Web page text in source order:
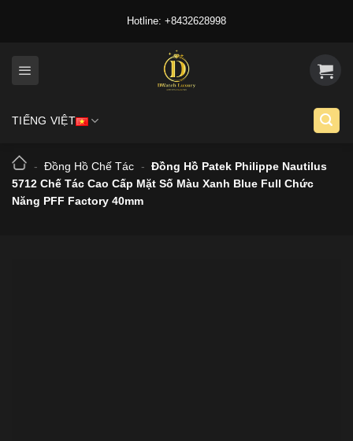
Hotline: +8432628998
TIẾNG VIỆT
- Đồng Hồ Chế Tác - Đồng Hồ Patek Philippe Nautilus
5712 Chế Tác Cao Cấp Mặt Số Màu Xanh Blue Full Chức
Năng PFF Factory 40mm